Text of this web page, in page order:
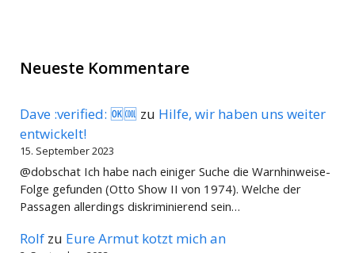
Neueste Kommentare
Dave :verified: 🆗🆒 zu Hilfe, wir haben uns weiter
entwickelt!
15. September 2023
@dobschat Ich habe nach einiger Suche die Warnhinweise-
Folge gefunden (Otto Show II von 1974). Welche der
Passagen allerdings diskriminierend sein…
Rolf zu Eure Armut kotzt mich an